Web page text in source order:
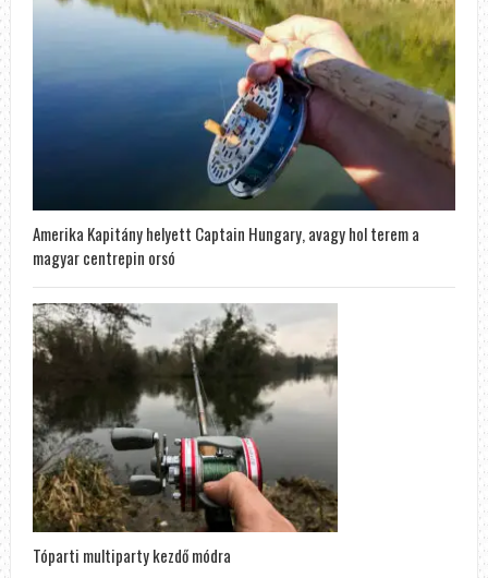
Amerika Kapitány helyett Captain Hungary, avagy hol terem a
magyar centrepin orsó
Tóparti multiparty kezdő módra